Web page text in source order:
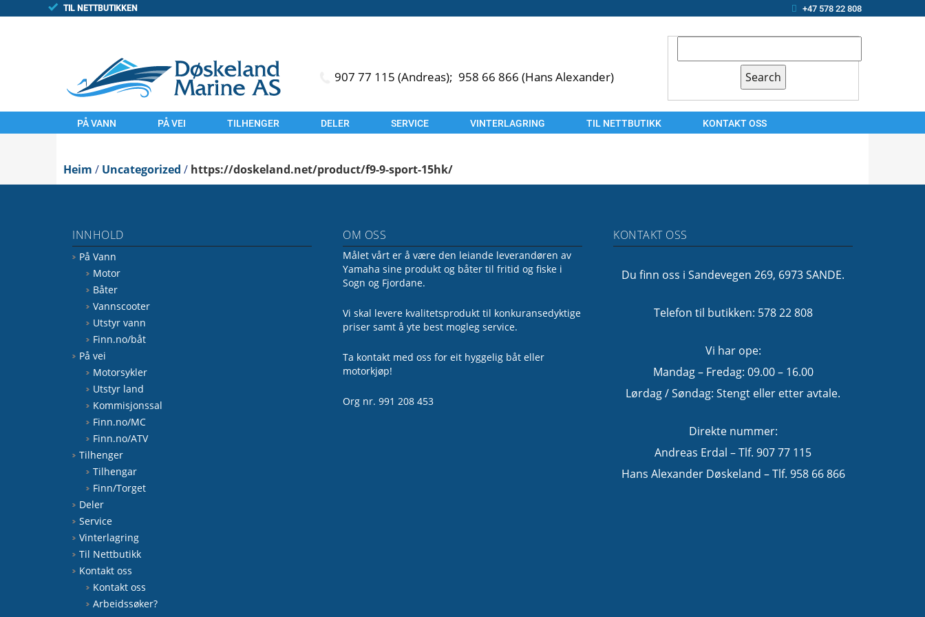
TIL NETTBUTIKKEN +47 578 22 808
907 77 115 (Andreas); 958 66 866 (Hans Alexander)
PÅ VANN
BÅTER
VANN
FINN.NO/BÅT
PÅ VEI
UTSTYR
TILHENGER
FINN/TORGET
DELER SERVICE VINTERLAGRING TIL NETTBUTIKK
KONTAKT OSS
FØLG
Heim / Uncategorized / https://doskeland.net/product/f9-9-sport-15hk/
INNHOLD
På Vann
Motor
Båter
Vannscooter
Utstyr vann
Finn.no/båt
På vei
Motorsykler
Utstyr land
Kommisjonssal
Finn.no/MC
Finn.no/ATV
Tilhenger
Tilhengar
Finn/Torget
Deler
Service
Vinterlagring
Til Nettbutikk
Kontakt oss
Kontakt oss
Arbeidssøker?
OM OSS
Målet vårt er å være den leiande leverandøren av
Yamaha sine produkt og båter til fritid og fiske i
Sogn og Fjordane.
Vi skal levere kvalitetsprodukt til konkuransedyktige
priser samt å yte best mogleg service.
Ta kontakt med oss for eit hyggelig båt eller
motorkjøp!
Org nr. 991 208 453
KONTAKT OSS
Du finn oss i Sandevegen 269, 6973 SANDE.
Telefon til butikken: 578 22 808
Vi har ope:
Mandag – Fredag: 09.00 – 16.00
Lørdag / Søndag: Stengt eller etter avtale.
Direkte nummer:
Andreas Erdal – Tlf. 907 77 115
Hans Alexander Døskeland – Tlf. 958 66 866